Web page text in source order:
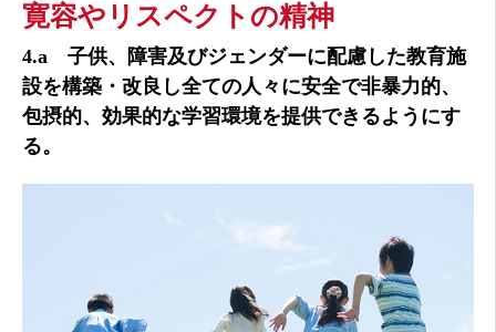
寛容やリスペクトの精神
4.a 子供、障害及びジェンダーに配慮した教育施
設を構築・改良し全ての人々に安全で非暴力的、
包摂的、効果的な学習環境を提供できるようにす
る。